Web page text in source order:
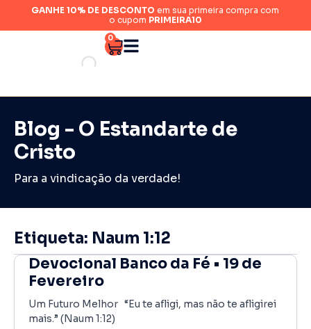
GANHE 10% DE DESCONTO em sua primeira compra com
o cupom PRIMEIRA10
0
Blog - O Estandarte de
Cristo
Para a vindicação da verdade!
Etiqueta: Naum 1:12
Devocional Banco da Fé • 19 de
Fevereiro
Um Futuro Melhor “Eu te afligi, mas não te afligirei
mais.” (Naum 1:12)